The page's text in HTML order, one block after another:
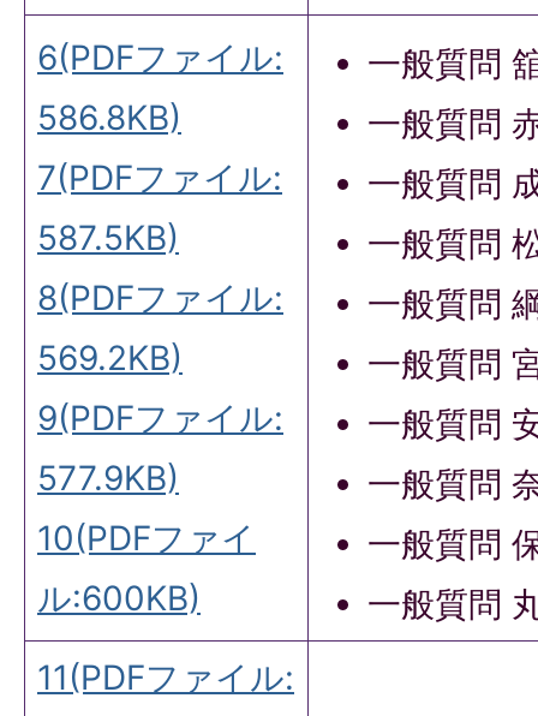
6(PDFファイル:
586.8KB)
7(PDFファイル:
587.5KB)
8(PDFファイル:
569.2KB)
9(PDFファイル:
577.9KB)
10(PDFファイ
ル:600KB)
一般質問
一般質問
一般質問
一般質問
一般質問
一般質問
一般質問
一般質問
一般質問
一般質問
11(PDFファイル: